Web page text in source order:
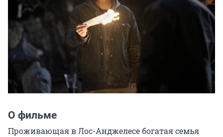
О фильме
Проживающая в Лос-Анджелесе богатая семья